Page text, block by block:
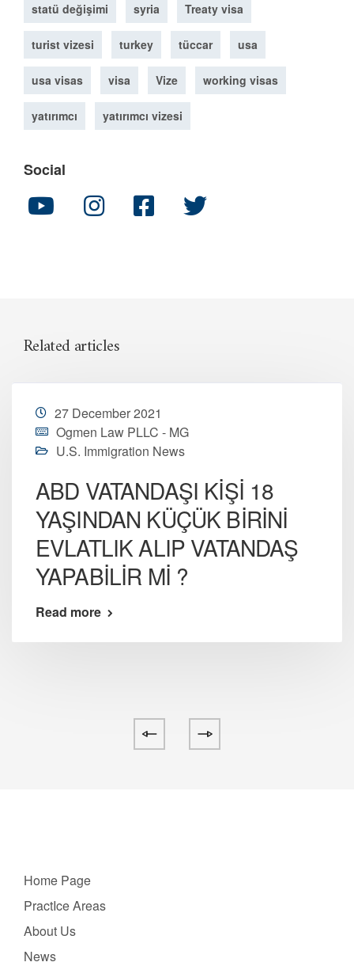
statü değişimi syria Treaty visa
turist vizesi turkey tüccar usa
usa visas visa Vize working visas
yatırımcı yatırımcı vizesi
Social
Related articles
27 December 2021
Ogmen Law PLLC - MG
U.S. Immigration News
ABD VATANDAŞI KİŞİ 18
YAŞINDAN KÜÇÜK BİRİNİ
EVLATLIK ALIP VATANDAŞ
YAPABİLİR Mİ ?
Read more
Home Page
PractIce Areas
About Us
News